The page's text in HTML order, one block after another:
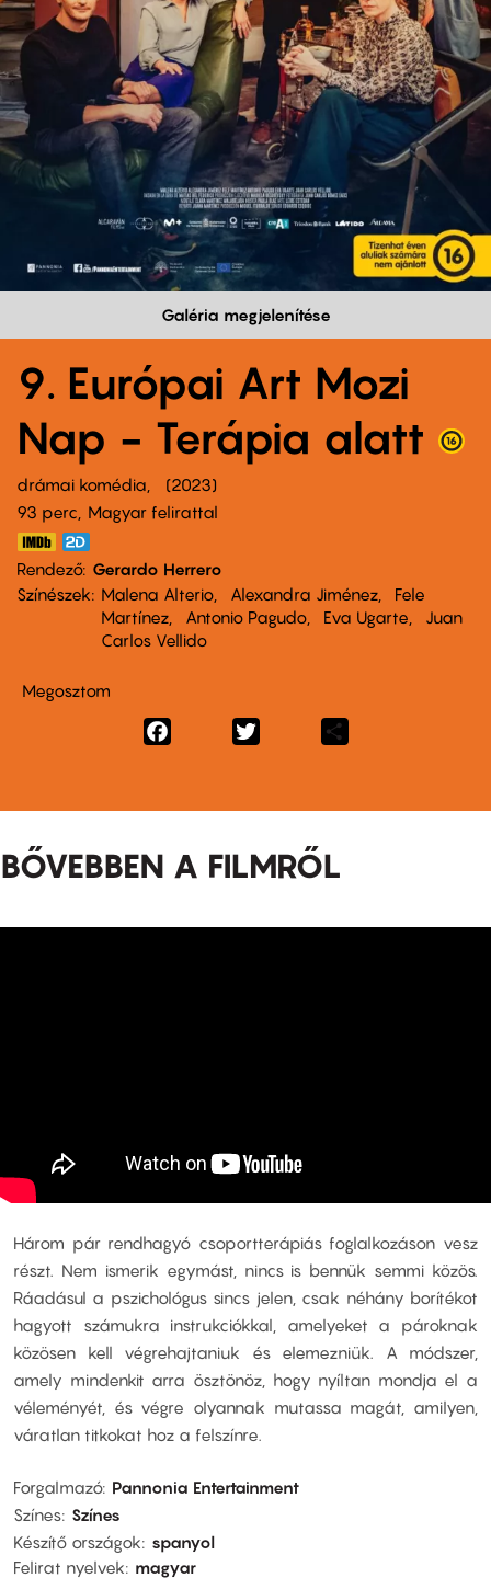
Galéria megjelenítése
9. Európai Art Mozi
Nap - Terápia alatt
drámai komédia
2023
93 perc,
Magyar felirattal
Rendező Gerardo Herrero
Színészek
Malena Alterio Alexandra Jiménez
Fele
Martínez
Antonio Pagudo Eva Ugarte
Juan
Carlos Vellido
Megosztom
Facebook
BŐVEBBEN A FILMRŐL
Három pár rendhagyó csoportterápiás foglalkozáson vesz
részt. Nem ismerik egymást, nincs is bennük semmi közös.
Ráadásul a pszichológus sincs jelen, csak néhány borítékot
hagyott számukra instrukciókkal, amelyeket a pároknak
közösen kell végrehajtaniuk és elemezniük. A módszer,
amely mindenkit arra ösztönöz, hogy nyíltan mondja el a
véleményét, és végre olyannak mutassa magát, amilyen,
váratlan titkokat hoz a felszínre.
Forgalmazó Pannonia Entertainment
Színes Színes
Készítő országok
spanyol
Felirat nyelvek
magyar